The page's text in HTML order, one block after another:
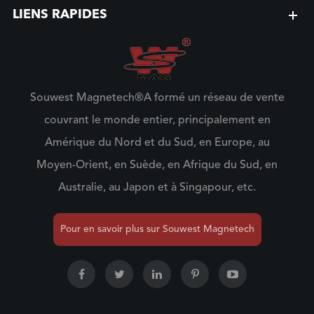
LIENS RAPIDES
Souwest Magnetech®A formé un réseau de vente
couvrant le monde entier, principalement en
Amérique du Nord et du Sud, en Europe, au
Moyen-Orient, en Suède, en Afrique du Sud, en
Australie, au Japon et à Singapour, etc.
Pour en savoir plus sur Souwest Magnetech